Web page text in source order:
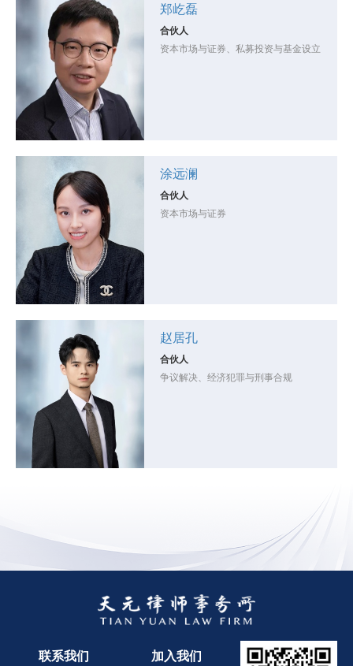
郑屹磊
合伙人
资本市场与证券、私募投资与基金设立
涂远澜
合伙人
资本市场与证券
赵居孔
合伙人
争议解决、经济犯罪与刑事合规
联系我们 加入我们